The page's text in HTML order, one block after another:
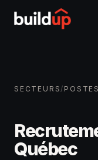
SECTEURS/
Québec